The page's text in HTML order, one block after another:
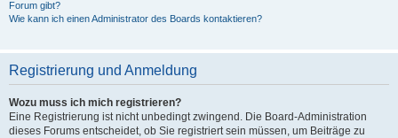
Forum gibt?
Wie kann ich einen Administrator des Boards kontaktieren?
Registrierung und Anmeldung
Wozu muss ich mich registrieren?
Eine Registrierung ist nicht unbedingt zwingend. Die Board-Administration
dieses Forums entscheidet, ob Sie registriert sein müssen, um Beiträge zu